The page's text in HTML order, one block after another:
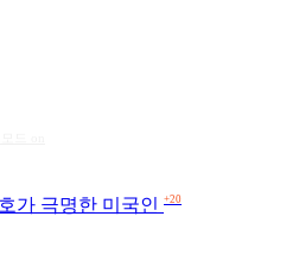
가 극명한 미국인 +20